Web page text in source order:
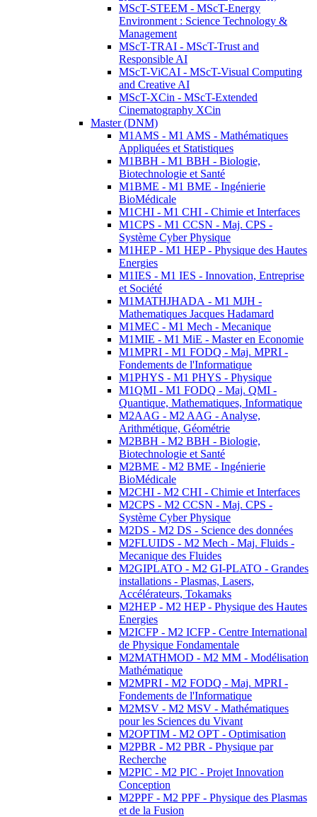
MScT-STEEM - MScT-Energy
Environment : Science Technology &
Management
MScT-TRAI - MScT-Trust and
Responsible AI
MScT-ViCAI - MScT-Visual Computing
and Creative AI
MScT-XCin - MScT-Extended
Cinematography XCin
Master (DNM)
M1AMS - M1 AMS - Mathématiques
Appliquées et Statistiques
M1BBH - M1 BBH - Biologie,
Biotechnologie et Santé
M1BME - M1 BME - Ingénierie
BioMédicale
M1CHI - M1 CHI - Chimie et Interfaces
M1CPS - M1 CCSN - Maj. CPS -
Système Cyber Physique
M1HEP - M1 HEP - Physique des Hautes
Energies
M1IES - M1 IES - Innovation, Entreprise
et Société
M1MATHJHADA - M1 MJH -
Mathematiques Jacques Hadamard
M1MEC - M1 Mech - Mecanique
M1MIE - M1 MiE - Master en Economie
M1MPRI - M1 FODQ - Maj. MPRI -
Fondements de l'Informatique
M1PHYS - M1 PHYS - Physique
M1QMI - M1 FODQ - Maj. QMI -
Quantique, Mathematiques, Informatique
M2AAG - M2 AAG - Analyse,
Arithmétique, Géométrie
M2BBH - M2 BBH - Biologie,
Biotechnologie et Santé
M2BME - M2 BME - Ingénierie
BioMédicale
M2CHI - M2 CHI - Chimie et Interfaces
M2CPS - M2 CCSN - Maj. CPS -
Système Cyber Physique
M2DS - M2 DS - Science des données
M2FLUIDS - M2 Mech - Maj. Fluids -
Mecanique des Fluides
M2GIPLATO - M2 GI-PLATO - Grandes
installations - Plasmas, Lasers,
Accélérateurs, Tokamaks
M2HEP - M2 HEP - Physique des Hautes
Energies
M2ICFP - M2 ICFP - Centre International
de Physique Fondamentale
M2MATHMOD - M2 MM - Modélisation
Mathématique
M2MPRI - M2 FODQ - Maj. MPRI -
Fondements de l'Informatique
M2MSV - M2 MSV - Mathématiques
pour les Sciences du Vivant
M2OPTIM - M2 OPT - Optimisation
M2PBR - M2 PBR - Physique par
Recherche
M2PIC - M2 PIC - Projet Innovation
Conception
M2PPF - M2 PPF - Physique des Plasmas
et de la Fusion